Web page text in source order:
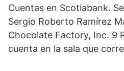
Cuentas en Scotiabank.
Sergio Roberto Ramírez
Chocolate Factory, Inc. 9
cuenta en la sala que